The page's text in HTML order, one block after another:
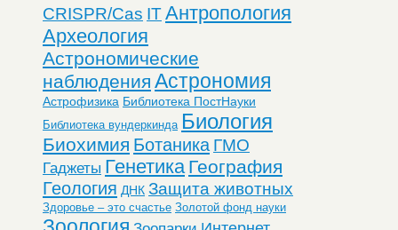
CRISPR/Cas ITАнтропология
Археология
Астрономические
наблюдения Астрономия
Астрофизика Библиотека ПостНауки
Библиотека вундеркинда Биология
Биохимия Ботаника ГМО
Гаджеты Генетика География
Геология ДНК Защита животных
Здоровье – это счастье Золотой фонд науки